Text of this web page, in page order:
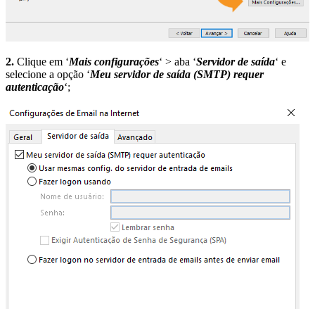
2. Clique em ‘Mais configurações‘ > aba ‘Servidor de saída‘ e
selecione a opção ‘Meu servidor de saída (SMTP) requer
autenticação‘;